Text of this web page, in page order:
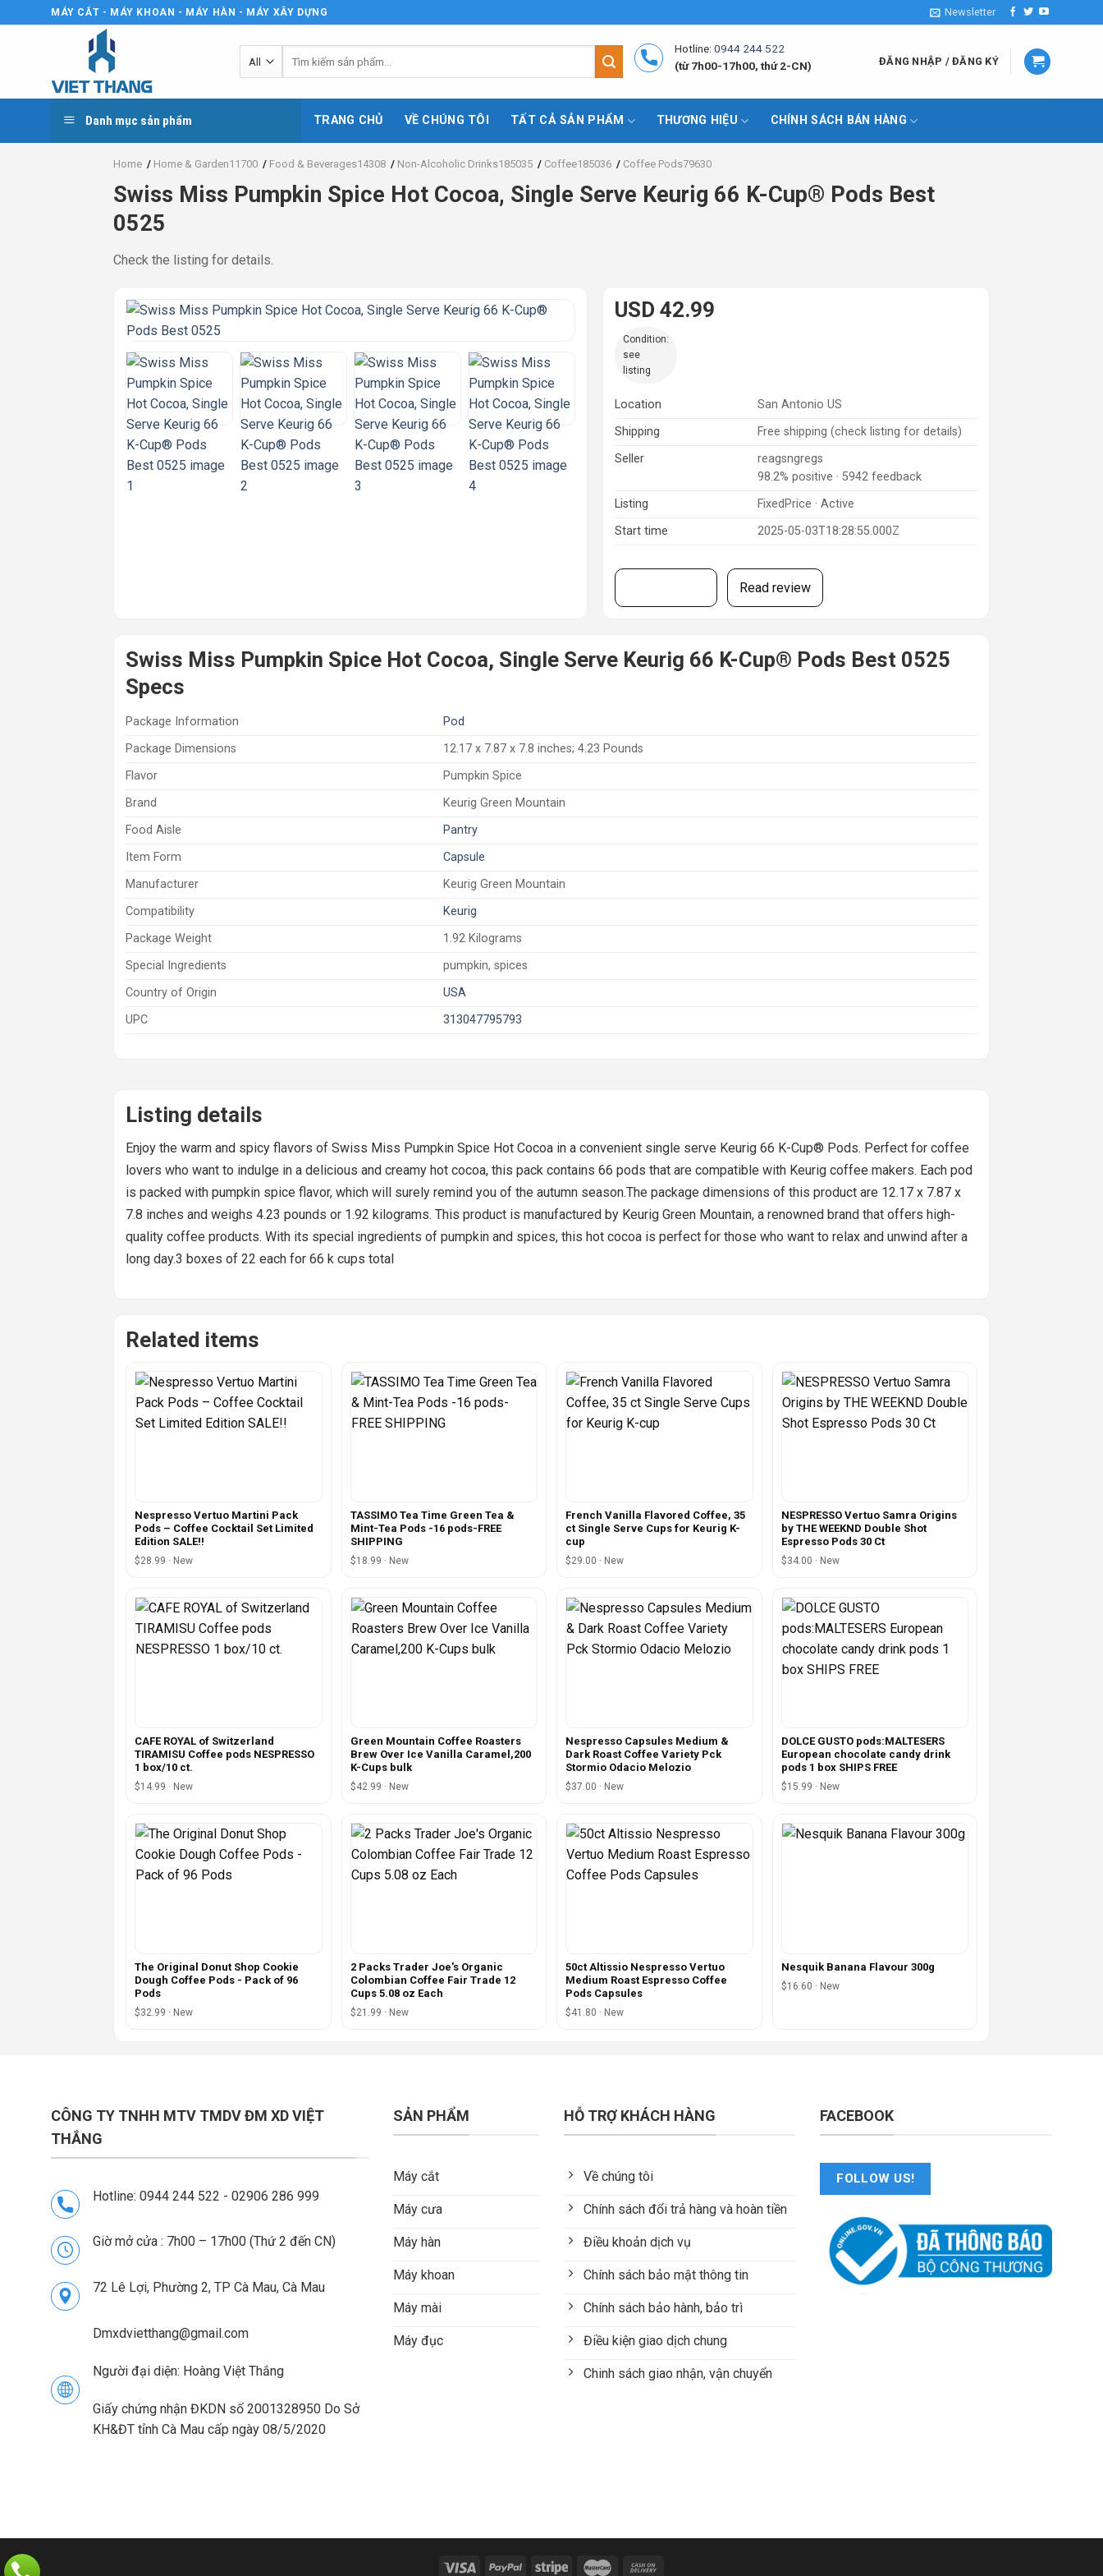
to
MÁY CẮT - MÁY KHOAN - MÁY HÀN - MÁY XÂY DỰNG Newsletter
kiếm:
Hotline: 0944 244 522
(từ 7h00-17h00, thứ 2-CN)
ĐĂNG NHẬP / ĐĂNG KÝ
Danh mục sản phẩm TRANG CHỦ VỀ CHÚNG TÔI TẤT CẢ SẢN PHẨM THƯƠNG HIỆU CHÍNH SÁCH BÁN HÀNG
Home / Home & Garden11700 / Food & Beverages14308 / Non-Alcoholic Drinks185035 / Coffee185036 / Coffee Pods79630
Swiss Miss Pumpkin Spice Hot Cocoa, Single Serve Keurig 66 K-Cup® Pods Best
0525
Check the listing for details.
USD 42.99
Condition:
see
listing
Location
San Antonio US
Shipping
Free shipping (check listing for details)
Seller
reagsngregs
98.2% positive · 5942 feedback
Listing
FixedPrice · Active
Start time
2025-05-03T18:28:55.000Z
Read review
Swiss Miss Pumpkin Spice Hot Cocoa, Single Serve Keurig 66 K-Cup® Pods Best 0525
Specs
Package Information
Pod
Package Dimensions
12.17 x 7.87 x 7.8 inches; 4.23 Pounds
Flavor
Pumpkin Spice
Brand
Keurig Green Mountain
Food Aisle
Pantry
Item Form
Capsule
Manufacturer
Keurig Green Mountain
Compatibility
Keurig
Package Weight
1.92 Kilograms
Special Ingredients
pumpkin, spices
Country of Origin
USA
UPC
313047795793
Listing details
Enjoy the warm and spicy flavors of Swiss Miss Pumpkin Spice Hot Cocoa in a convenient single serve Keurig 66 K-Cup® Pods. Perfect for coffee
lovers who want to indulge in a delicious and creamy hot cocoa, this pack contains 66 pods that are compatible with Keurig coffee makers. Each pod
is packed with pumpkin spice flavor, which will surely remind you of the autumn season.The package dimensions of this product are 12.17 x 7.87 x
7.8 inches and weighs 4.23 pounds or 1.92 kilograms. This product is manufactured by Keurig Green Mountain, a renowned brand that offers high-
quality coffee products. With its special ingredients of pumpkin and spices, this hot cocoa is perfect for those who want to relax and unwind after a
long day.3 boxes of 22 each for 66 k cups total
Related items
Nespresso Vertuo Martini Pack
Pods – Coffee Cocktail Set Limited
Edition SALE!!
$28.99 · New
TASSIMO Tea Time Green Tea &
Mint-Tea Pods -16 pods-FREE
SHIPPING
$18.99 · New
French Vanilla Flavored Coffee, 35
ct Single Serve Cups for Keurig K-
cup
$29.00 · New
NESPRESSO Vertuo Samra Origins
by THE WEEKND Double Shot
Espresso Pods 30 Ct
$34.00 · New
CAFE ROYAL of Switzerland
TIRAMISU Coffee pods NESPRESSO
1 box/10 ct.
$14.99 · New
Green Mountain Coffee Roasters
Brew Over Ice Vanilla Caramel,200
K-Cups bulk
$42.99 · New
Nespresso Capsules Medium &
Dark Roast Coffee Variety Pck
Stormio Odacio Melozio
$37.00 · New
DOLCE GUSTO pods:MALTESERS
European chocolate candy drink
pods 1 box SHIPS FREE
$15.99 · New
The Original Donut Shop Cookie
Dough Coffee Pods - Pack of 96
Pods
$32.99 · New
2 Packs Trader Joe's Organic
Colombian Coffee Fair Trade 12
Cups 5.08 oz Each
$21.99 · New
50ct Altissio Nespresso Vertuo
Medium Roast Espresso Coffee
Pods Capsules
$41.80 · New
Nesquik Banana Flavour 300g
$16.60 · New
CÔNG TY TNHH MTV TMDV ĐM XD VIỆT
THẮNG
Hotline: 0944 244 522 - 02906 286 999
Giờ mở cửa : 7h00 – 17h00 (Thứ 2 đến CN)
72 Lê Lợi, Phường 2, TP Cà Mau, Cà Mau
Dmxdvietthang@gmail.com
Người đại diện: Hoàng Việt Thắng
Giấy chứng nhận ĐKDN số 2001328950 Do Sở
KH&ĐT tỉnh Cà Mau cấp ngày 08/5/2020
SẢN PHẨM
Máy cắt
Máy cưa
Máy hàn
Máy khoan
Máy mài
Máy đục
HỖ TRỢ KHÁCH HÀNG
Về chúng tôi
Chính sách đổi trả hàng và hoàn tiền
Điều khoản dịch vụ
Chính sách bảo mật thông tin
Chính sách bảo hành, bảo trì
Điều kiện giao dịch chung
Chinh sách giao nhận, vận chuyển
FACEBOOK
FOLLOW US!